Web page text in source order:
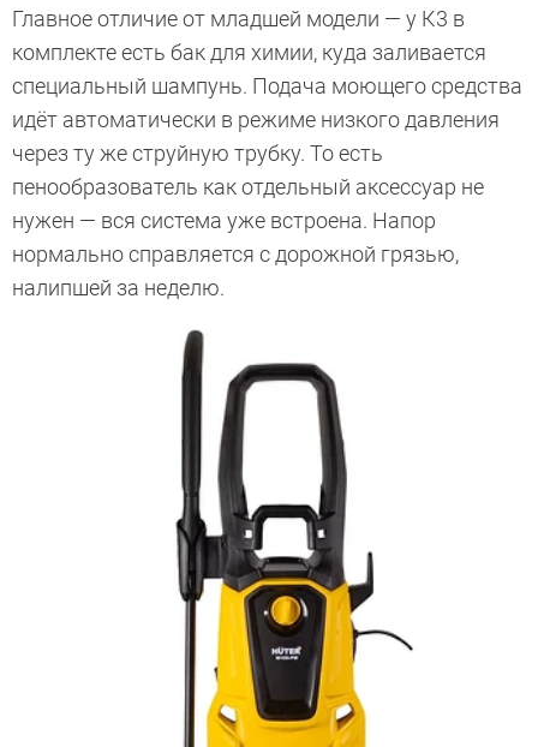
Главное отличие от младшей модели — у К3 в
комплекте есть бак для химии, куда заливается
специальный шампунь. Подача моющего средства
идёт автоматически в режиме низкого давления
через ту же струйную трубку. То есть
пенообразователь как отдельный аксессуар не
нужен — вся система уже встроена. Напор
нормально справляется с дорожной грязью,
налипшей за неделю.